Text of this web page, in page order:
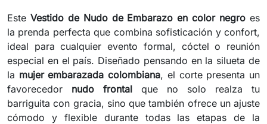
Este Vestido de Nudo de Embarazo en color negro es
la prenda perfecta que combina sofisticación y confort,
ideal para cualquier evento formal, cóctel o reunión
especial en el país. Diseñado pensando en la silueta de
la mujer embarazada colombiana, el corte presenta un
favorecedor nudo frontal que no solo realza tu
barriguita con gracia, sino que también ofrece un ajuste
cómodo y flexible durante todas las etapas de la